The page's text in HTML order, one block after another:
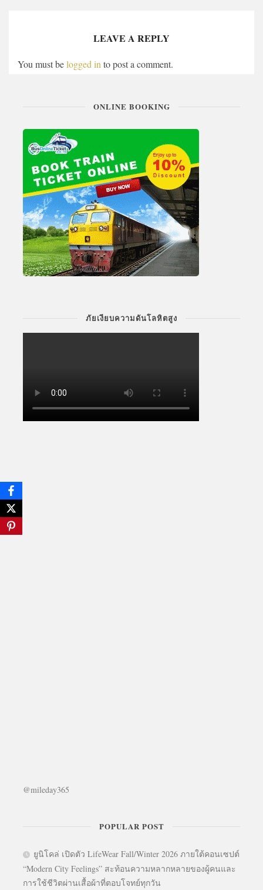
LEAVE A REPLY
You must belogged in to post a comment.
ONLINE BOOKING
ภัยเงียบความดันโลหิตสูง
@mileday365
POPULAR POST
ยูนิโคล่ เปิดตัว LifeWear Fall/Winter 2026 ภายใต้คอนเซปต์
“Modern City Feelings” สะท้อนความหลากหลายของผู้คนและ
การใช้ชีวิตผ่านเสื้อผ้าที่ตอบโจทย์ทุกวัน